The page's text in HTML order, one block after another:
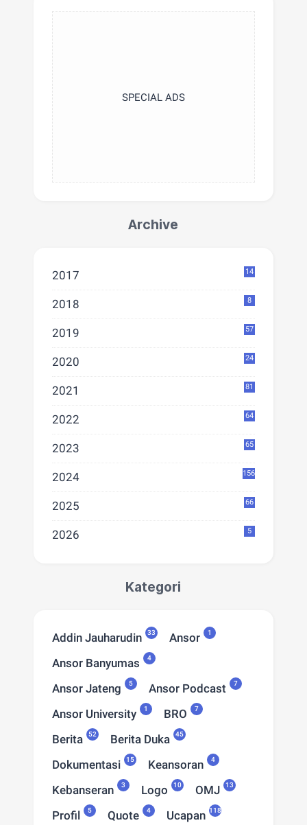
SPECIAL ADS
Archive
2017 14
2018 8
2019 57
2020 24
2021 81
2022 64
2023 65
2024 156
2025 66
2026 5
Kategori
Addin Jauharudin 33 Ansor 1
Ansor Banyumas 4
Ansor Jateng 5 Ansor Podcast 7
Ansor University 1 BRO 7
Berita 52 Berita Duka 45
Dokumentasi 15 Keansoran 4
Kebanseran 3 Logo 10 OMJ 13
Profil 5 Quote 4 Ucapan 118